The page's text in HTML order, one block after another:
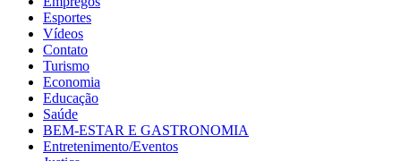
Esportes
Vídeos
Contato
Turismo
Economia
Educação
Saúde
BEM-ESTAR E GASTRONOMIA
Entretenimento/Eventos